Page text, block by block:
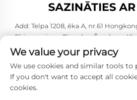
SAZINĀTIES
Add: Telpa 1208, ēka A, nr.61
Shinan rajons, Qingdao, Šanduna,
Tālrunis: +86-53285879528
E-pasts:[email protected]
We value your privacy
We use cookies and similar tools to
If you don't want to accept all
cookies.